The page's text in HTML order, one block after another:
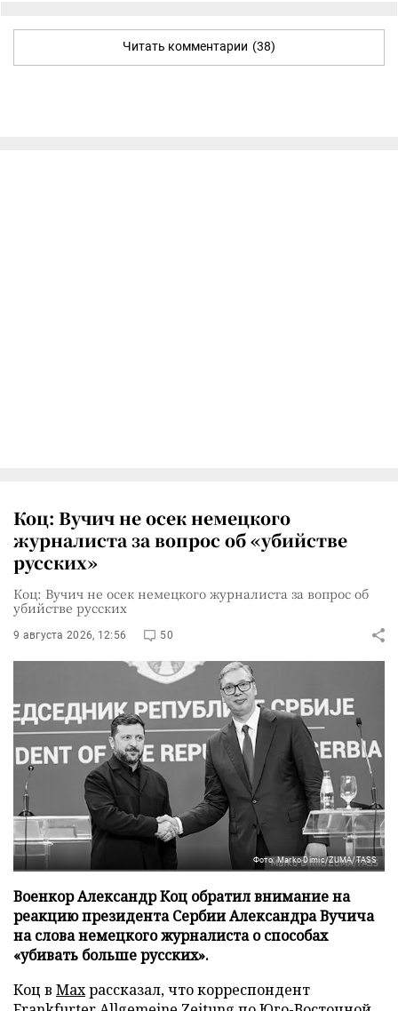
Читать комментарии (38)
Коц: Вучич не осек немецкого
журналиста за вопрос об «убийстве
русских»
Коц: Вучич не осек немецкого журналиста за вопрос об
убийстве русских
9 августа 2026, 12:56 50
Фото: Marko Dimic/ZUMA/TASS
Военкор Александр Коц обратил внимание на
реакцию президента Сербии Александра Вучича
на слова немецкого журналиста о способах
«убивать больше русских».
Коц в Махрассказал, что корреспондент